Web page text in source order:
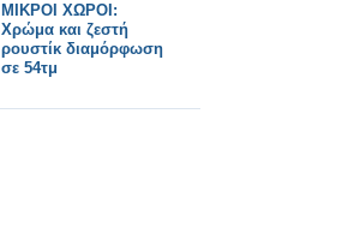
ΜΙΚΡΟΙ ΧΩΡΟΙ:
Χρώμα και ζεστή
ρουστίκ διαμόρφωση
σε 54τμ